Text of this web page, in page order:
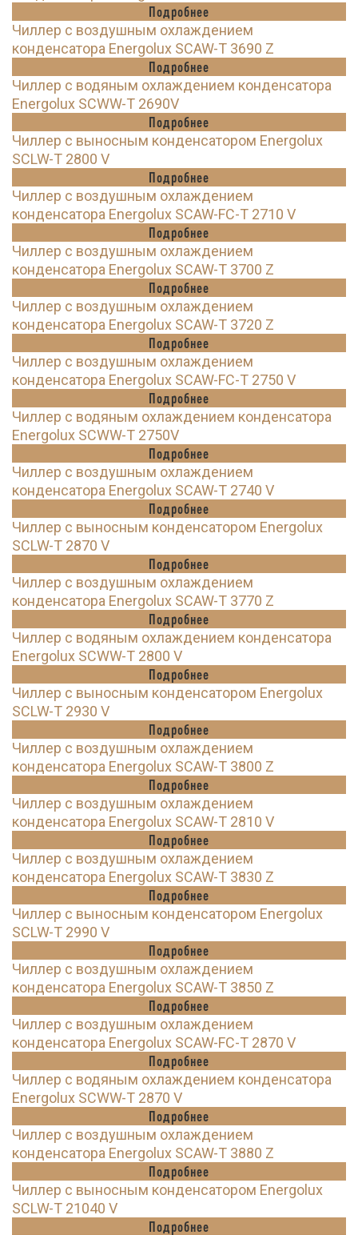
Подробнее
Чиллер с воздушным охлаждением
конденсатора Energolux SCAW-T 3690 Z
Подробнее
Чиллер с водяным охлаждением конденсатора
Energolux SCWW-T 2690V
Подробнее
Чиллер с выносным конденсатором Energolux
SCLW-T 2800 V
Подробнее
Чиллер с воздушным охлаждением
конденсатора Energolux SCAW-FC-T 2710 V
Подробнее
Чиллер с воздушным охлаждением
конденсатора Energolux SCAW-T 3700 Z
Подробнее
Чиллер с воздушным охлаждением
конденсатора Energolux SCAW-T 3720 Z
Подробнее
Чиллер с воздушным охлаждением
конденсатора Energolux SCAW-FC-T 2750 V
Подробнее
Чиллер с водяным охлаждением конденсатора
Energolux SCWW-T 2750V
Подробнее
Чиллер с воздушным охлаждением
конденсатора Energolux SCAW-T 2740 V
Подробнее
Чиллер с выносным конденсатором Energolux
SCLW-T 2870 V
Подробнее
Чиллер с воздушным охлаждением
конденсатора Energolux SCAW-T 3770 Z
Подробнее
Чиллер с водяным охлаждением конденсатора
Energolux SCWW-T 2800 V
Подробнее
Чиллер с выносным конденсатором Energolux
SCLW-T 2930 V
Подробнее
Чиллер с воздушным охлаждением
конденсатора Energolux SCAW-T 3800 Z
Подробнее
Чиллер с воздушным охлаждением
конденсатора Energolux SCAW-T 2810 V
Подробнее
Чиллер с воздушным охлаждением
конденсатора Energolux SCAW-T 3830 Z
Подробнее
Чиллер с выносным конденсатором Energolux
SCLW-T 2990 V
Подробнее
Чиллер с воздушным охлаждением
конденсатора Energolux SCAW-T 3850 Z
Подробнее
Чиллер с воздушным охлаждением
конденсатора Energolux SCAW-FC-T 2870 V
Подробнее
Чиллер с водяным охлаждением конденсатора
Energolux SCWW-T 2870 V
Подробнее
Чиллер с воздушным охлаждением
конденсатора Energolux SCAW-T 3880 Z
Подробнее
Чиллер с выносным конденсатором Energolux
SCLW-T 21040 V
Подробнее